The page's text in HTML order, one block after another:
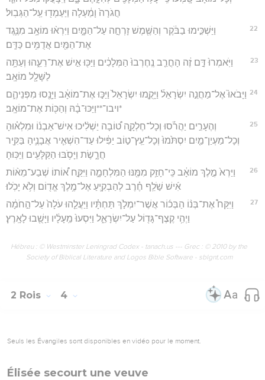
חֲגֹרָה֙ וָמַ֔עְלָה וַיַּעַמְד֖וּ עַֽל־הַגְּבֽוּל׃
22
וַיַּשְׁכִּ֣ימוּ בַבֹּ֔קֶר וְהַשֶּׁ֖מֶשׁ זָרְחָ֣ה עַל־הַמָּ֑יִם וַיִּרְא֨וּ מוֹאָ֥ב מִנֶּ֛גֶד
אֶת־הַמַּ֖יִם אֲדֻמִּ֥ים כַּדָּֽם׃
23
וַיֹּֽאמְרוּ֙ דָּ֣ם זֶ֔ה הָחֳרֵ֤ב נֶֽחֶרְבוּ֙ הַמְּלָכִ֔ים וַיַּכּ֖וּ אִ֣ישׁ אֶת־רֵעֵ֑הוּ וְעַתָּ֥ה
לַשָּׁלָ֖ל מוֹאָֽב׃
24 וַיָּבֹאוּ֮ אֶל־מַחֲנֵ֣ה יִשְׂרָאֵל֒ וַיָּקֻ֤מוּ יִשְׂרָאֵל֙ וַיַּכּ֣וּ אֶת־מוֹאָ֔ב וַיָּנֻ֖סוּ מִפְּנֵיהֶ֑ם
*ויבו־**וַיַּכּוּ־בָ֔הּ וְהַכּ֖וֹת אֶת־מוֹאָֽב׃
25
וְהֶעָרִ֣ים יַהֲרֹ֡סוּ וְכָל־חֶלְקָ֣ה ט֠וֹבָה יַשְׁלִ֨יכוּ אִישׁ־אַבְנ֜וֹ וּמִלְא֗וּהָ
וְכָל־מַעְיַן־מַ֤יִם יִסְתֹּ֙מוּ֙ וְכָל־עֵֽץ־ט֣וֹב יַפִּ֔ילוּ עַד־הִשְׁאִ֧יר אֲבָנֶ֛יהָ בַּקִּ֖יר
חֲרָ֑שֶׂת וַיָּסֹ֥בּוּ הַקַּלָּעִ֖ים וַיַּכּֽוּהָ׃
26
וַיַּרְא֙ מֶ֣לֶךְ מוֹאָ֔ב כִּֽי־חָזַ֥ק מִמֶּ֖נּוּ הַמִּלְחָמָ֑ה וַיִּקַּ֣ח א֠וֹתוֹ שְׁבַע־מֵא֨וֹת
אִ֜ישׁ שֹׁ֣לֵֽף חֶ֗רֶב לְהַבְקִ֛יעַ אֶל־מֶ֥לֶךְ אֱד֖וֹם וְלֹ֥א יָכֹֽלוּ׃
27
וַיִּקַּח֩ אֶת־בְּנ֨וֹ הַבְּכ֜וֹר אֲשֶׁר־יִמְלֹ֣ךְ תַּחְתָּ֗יו וַיַּעֲלֵ֤הוּ עֹלָה֙ עַל־הַ֣חֹמָ֔ה
וַיְהִ֥י קֶצֶף־גָּד֖וֹל עַל־יִשְׂרָאֵ֑ל וַיִּסְעוּ֙ מֵֽעָלָ֔יו וַיָּשֻׁ֖בוּ לָאָֽרֶץ׃
Hébreu : © Westminster Leningrad Codex - tanach.us --- Grec : © 2010 by the
Society of Biblical Literature and Logos Bible Software - sblgnt.com
2 Rois 4
Seuls les Évangiles sont disponibles en vidéo pour le moment.
Élisée secourt une veuve